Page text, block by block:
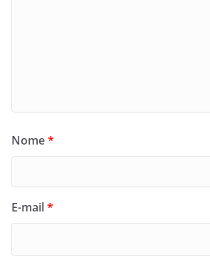
Nome*
E-mail*